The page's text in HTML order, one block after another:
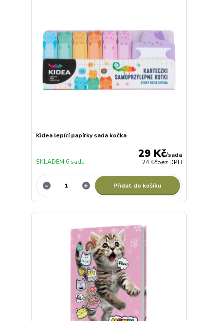
Kidea lepící papírky sada kočka
29 Kč/sada
24 Kčbez DPH
SKLADEM 6 sada
Přidat do košíku